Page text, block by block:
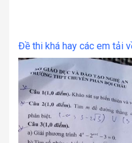
Đề thi khá hay các em tải